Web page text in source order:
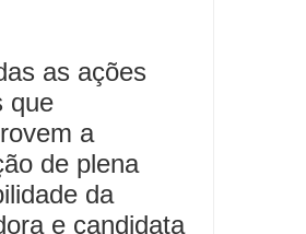
as ações
que
a
de plena
da
e candidata